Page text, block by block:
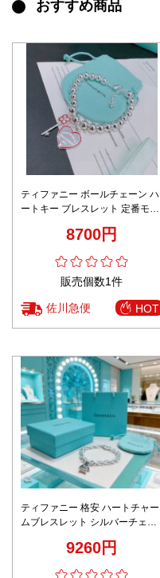
おすすめ商品
ティファニー ボールチェーン ハ
ートキー ブレスレット 定番モデ
質 精密ディテール 安心サイト
8700円
販売個数1件
佐川急便 HOT
ティファニー 格安 ハートチャー
ムブレスレット シルバーチェー
9260円